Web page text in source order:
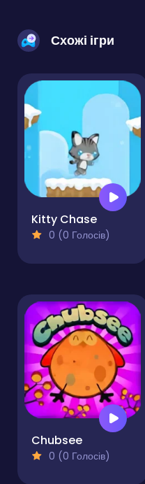
Схожі ігри
Kitty Chase
0 (0 Голосів)
Chubsee
0 (0 Голосів)